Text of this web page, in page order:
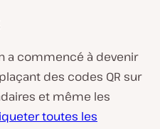
a commencé à devenir
des codes QR sur
et même les
toutes les